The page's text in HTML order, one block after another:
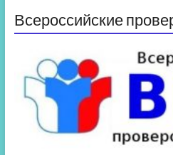
Всероссийские